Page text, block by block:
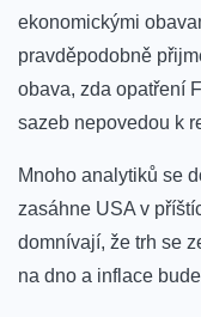
ekonomickými
pravděpodobně
obava, zda opatření
sazeb nepovedou k
Mnoho analytiků se
zasáhne USA v
domnívají, že trh se
na dno a inflace